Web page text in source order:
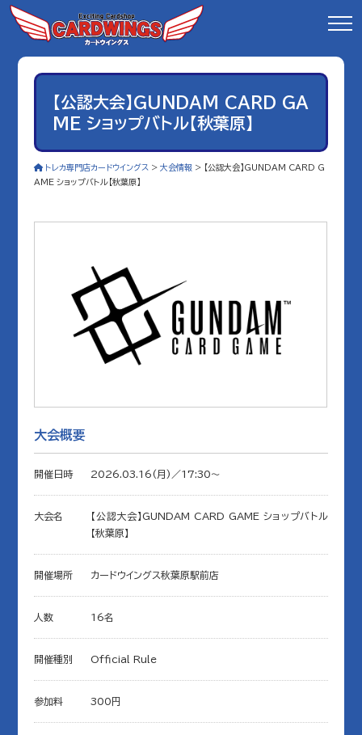
【公認大会】GUNDAM CARD GA
ME ショップバトル【秋葉原】
トレカ専門店カードウイングス >大会情報 > 【公認大会】GUNDAM CARD G
AME ショップバトル【秋葉原】
大会概要
開催日時 2026.03.16(月)／17:30〜
大会名
【公認大会】GUNDAM CARD GAME ショップバトル
【秋葉原】
開催場所 カードウイングス秋葉原駅前店
人数 16名
開催種別 Official Rule
参加料 300円